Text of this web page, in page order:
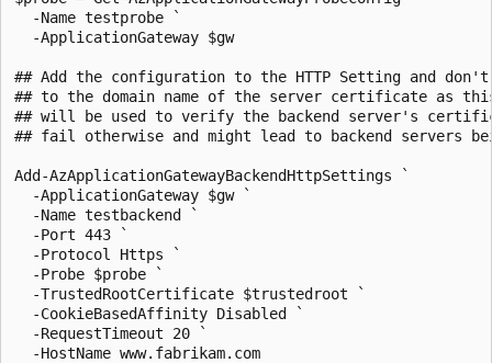
  -Name testprobe `
  -ApplicationGateway $gw
## Add the configuration to the HTTP Setting and
## to the domain name of the server certificate as
## will be used to verify the backend server's
## fail otherwise and might lead to backend servers
Add-AzApplicationGatewayBackendHttpSettings `
  -ApplicationGateway $gw `
  -Name testbackend `
  -Port 443 `
  -Protocol Https `
  -Probe $probe `
  -TrustedRootCertificate $trustedroot `
  -CookieBasedAffinity Disabled `
  -RequestTimeout 20 `
  -HostName www.fabrikam.com